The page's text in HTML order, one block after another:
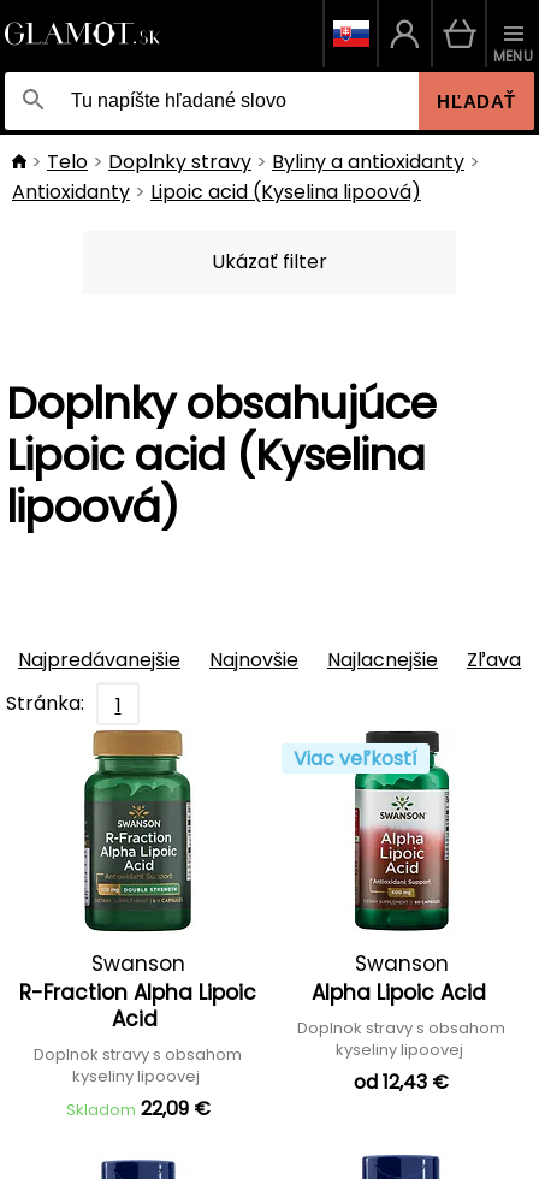
HĽADAŤ
MENU
Telo Doplnky stravy
Byliny a antioxidanty
Antioxidanty
Lipoic acid (Kyselina lipoová)
Ukázať filter
Doplnky obsahujúce
Lipoic acid (Kyselina
lipoová)
Najpredávanejšie Najnovšie Najlacnejšie
Zľava
Stránka:
1
Swanson
R-Fraction Alpha Lipoic
Acid
Doplnok stravy s obsahom
kyseliny lipoovej
Skladom 22,09 €
Viac veľkostí
Swanson
Alpha Lipoic Acid
Doplnok stravy s obsahom
kyseliny lipoovej
od 12,43 €